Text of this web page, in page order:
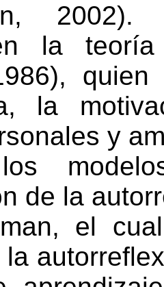
la
la
y
de la
el